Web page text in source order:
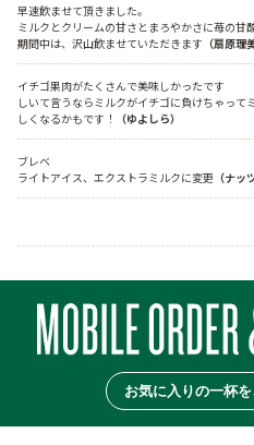
早速飲ませて頂きました。
ミルクとクリームの甘さとまろやかさに苺の甘
期間中は、沢山飲ませていただきます （扇原理
イチゴ果肉がたくさんで美味しかったです
しいて言うならミルクがイチゴに負けちゃっ
しくなるかもです！
（ゆよしら）
ブレベ
ライトアイス、エクストラミルクに変更 （ナッ
お気に入りの一杯